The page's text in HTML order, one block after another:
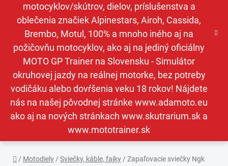
motocyklov/skútrov, dielov, príslušenstva a
oblečenia značiek Alpinestars, Airoh, Cassida,
Brembo, Motul, 100% a mnoho iného aj na
požičovňu motocyklov, ako aj na jediný oficiálny
MOTO GP Trainer na Slovensku - Simulátor
okruhovej jazdy na reálnej motorke, bez potreby
vodičáku alebo dovŕšenia veku 18 rokov! Nájdete
nás na našej pôvodnej stránke www.adamoto.eu
ako aj na nových stránkach www.skutrarium.sk a
www.mototrainer.sk
Domov
/ Motodiely / Sviečky, káble, fajky / Zapaľovacie sviečky Ngk